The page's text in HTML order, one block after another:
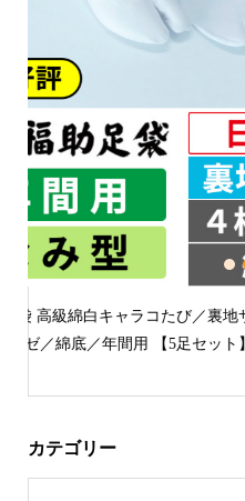
寺院用照明キット 3灯式 (1
¥19,360
1
カテゴリー